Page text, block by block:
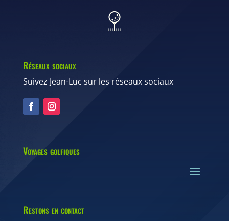
Réseaux sociaux
Suivez Jean-Luc sur les réseaux sociaux
Voyages golfiques
Restons en contact